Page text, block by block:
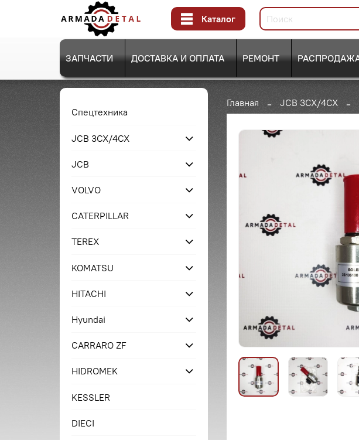
Каталог
ЗАПЧАСТИ ДОСТАВКА И ОПЛАТА РЕМОНТ
Главная JCB 3CX/4CX
Спецтехника
JCB 3CX/4CX
JCB
VOLVO
CATERPILLAR
TEREX
KOMATSU
HITACHI
Hyundai
CARRARO ZF
HIDROMEK
KESSLER
DIECI